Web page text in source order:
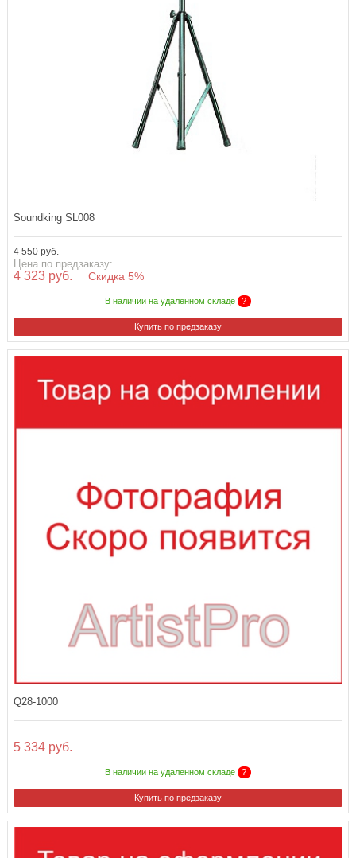
Soundking SL008
4 550 руб.
Цена по предзаказу:
4 323 руб. Скидка 5%
В наличии на удаленном складе ?
Купить по предзаказу
Q28-1000
5 334 руб.
В наличии на удаленном складе ?
Купить по предзаказу